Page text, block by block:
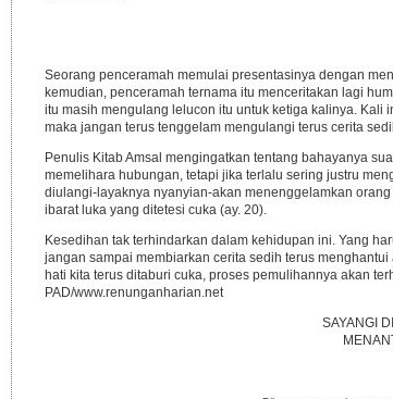
Seorang penceramah memulai presentasinya dengan
kemudian, penceramah ternama itu menceritakan lagi
itu masih mengulang lelucon itu untuk ketiga kalinya.
maka jangan terus tenggelam mengulangi terus cerita
Penulis Kitab Amsal mengingatkan tentang bahayanya
memelihara hubungan, tetapi jika terlalu sering justru
diulangi-layaknya nyanyian-akan menenggelamkan
ibarat luka yang ditetesi cuka (ay. 20).
Kesedihan tak terhindarkan dalam kehidupan ini. Yang
jangan sampai membiarkan cerita sedih terus
hati kita terus ditaburi cuka, proses pemulihannya akan
PAD/www.renunganharian.net
SAYANGI